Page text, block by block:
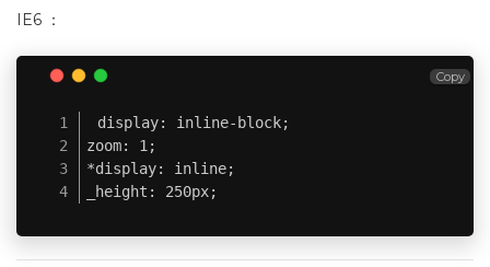
IE6 ：
display: inline-block;
zoom: 1;
*display: inline;
_height: 250px;
Copy